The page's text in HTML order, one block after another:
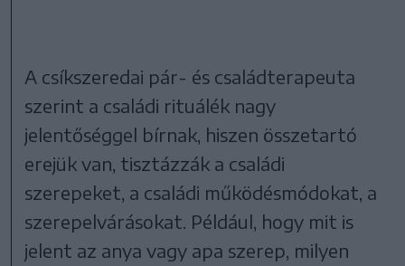
A csíkszeredai pár- és családterapeuta
szerint a családi rituálék nagy
jelentőséggel bírnak, hiszen összetartó
erejük van, tisztázzák a családi
szerepeket, a családi működésmódokat, a
szerepelvárásokat. Például, hogy mit is
jelent az anya vagy apa szerep, milyen